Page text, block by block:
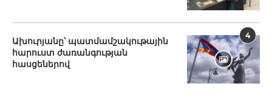
4
Ախուրյանը՝ պատմամշակութային
հարուստ ժառանգության
հասցեներով